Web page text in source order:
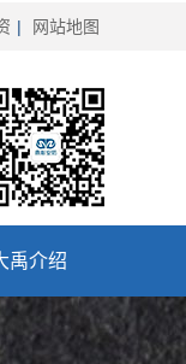
| 网站地图
禹介绍